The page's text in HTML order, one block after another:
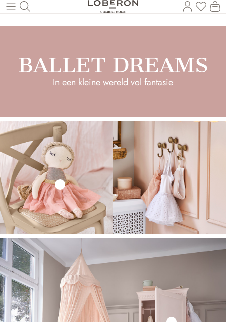
Naar de hoofdinhoud
U
BALLET DREAMS
In een kleine wereld vol fantasie